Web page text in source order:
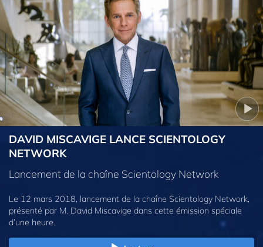
DAVID MISCAVIGE LANCE SCIENTOLOGY
NETWORK
Lancement de la chaîne Scientology Network
Le 12 mars 2018, lancement de la chaîne Scientology Network,
présenté par M. David Miscavige dans cette émission spéciale
d’une heure.